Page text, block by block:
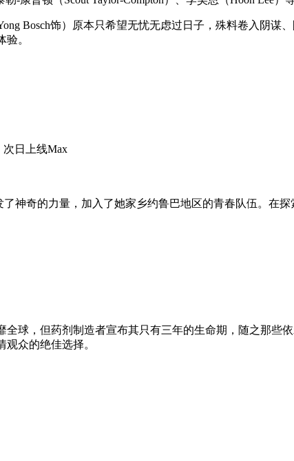
Bosch饰）原本只希望无忧无虑过日子，殊料卷入阴
。
次日上线Max
了神奇的力量，加入了她家乡约鲁巴地区的青春队伍。
球，但药剂制造者宣布其只有三年的生命期，随之那些
众的绝佳选择。